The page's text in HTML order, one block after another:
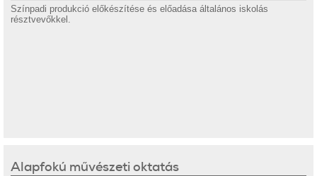
Színpadi produkció előkészítése és előadása általános iskolás
résztvevőkkel.
Alapfokú művészeti oktatás